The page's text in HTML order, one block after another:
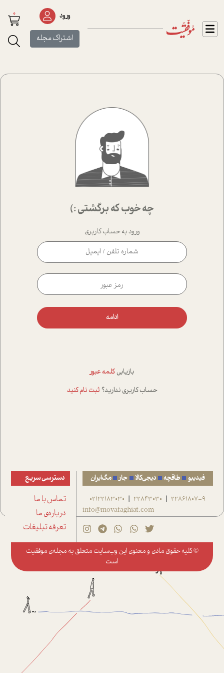
ورود
اشتراک مجله
0
چه خوب که برگشتی :)
ورود به حساب کاربری
ادامه
بازیابی کلمه عبور
حساب کاربری ندارید؟ ثبت نام کنید
فیدیبو طاقچه دیجی‌کالا جار مگ‌ایران
22861807-9
|
22843030
|
02122183030
info@movafaghiat.com
دسترسی سریع
تماس با ما
درباره‌ی ما
تعرفه تبلیغات
© کلیه حقوق مادی و معنوی این وب‌سایت متعلق به مجله‌ی موفقیت
است